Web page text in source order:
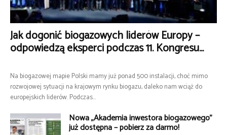
Jak dogonić biogazowych liderów Europy –
odpowiedzą eksperci podczas 11. Kongresu...
Na biogazowej mapie Polski mamy już ponad 500 instalacji, choć mimo
rozwojowej sytuacji na krajowym rynku biogazu, daleko nam wciąż do
europejskich liderów. Podczas...
Nowa „Akademia inwestora biogazowego”
już dostępna – pobierz za darmo!